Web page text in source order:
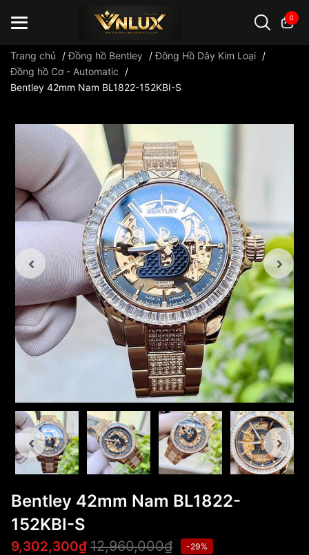
0
Đồng hồ casio đồng hồ G-Shock đồng hồ Orient
Trang chủ /Đồng hồ Bentley /Đông Hồ Dây Kim Loại /
Đồng hồ Cơ - Automatic
/
Bentley 42mm Nam BL1822-152KBI-S
Bentley 42mm Nam BL1822-
152KBI-S
9,302,300₫ 12,960,000₫ -29%